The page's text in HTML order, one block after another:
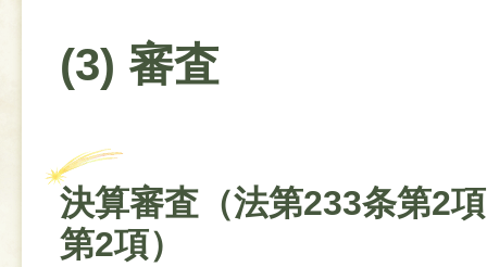
(3) 審査
決算審査（法第233条第2
第2項）